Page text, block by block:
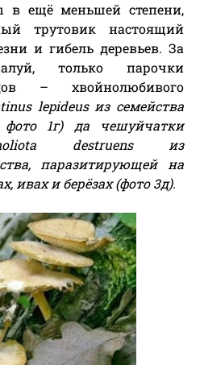
в ещё меньшей степени,
трутовик настоящий
и гибель деревьев. За
только парочки
– хвойнолюбивого
lepideus из семейства
1г)да чешуйчатки
destruensиз
паразитирующей на
ивах и берёзах(фото 3д).